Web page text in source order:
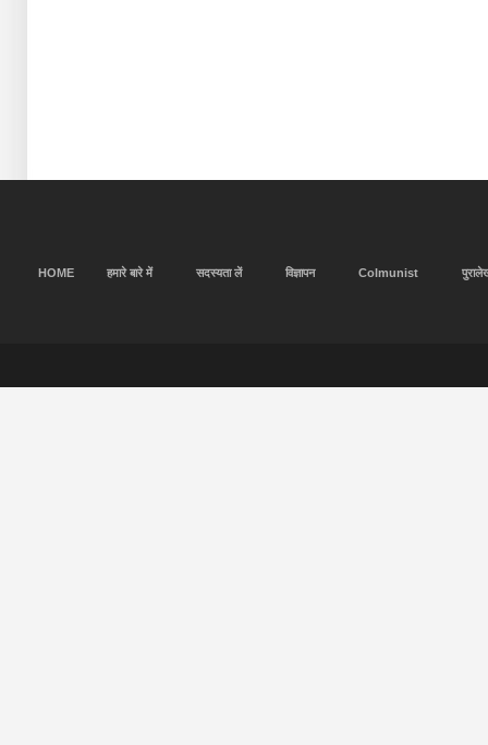
HOME हमारे बारे में सदस्यता लें विज्ञापन Colmunist